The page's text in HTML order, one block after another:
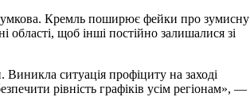
Кремль поширює фейки про зумисну
області, щоб інші постійно залишалися зі
ситуація профіциту на заході
рівність графіків усім регіонам», —